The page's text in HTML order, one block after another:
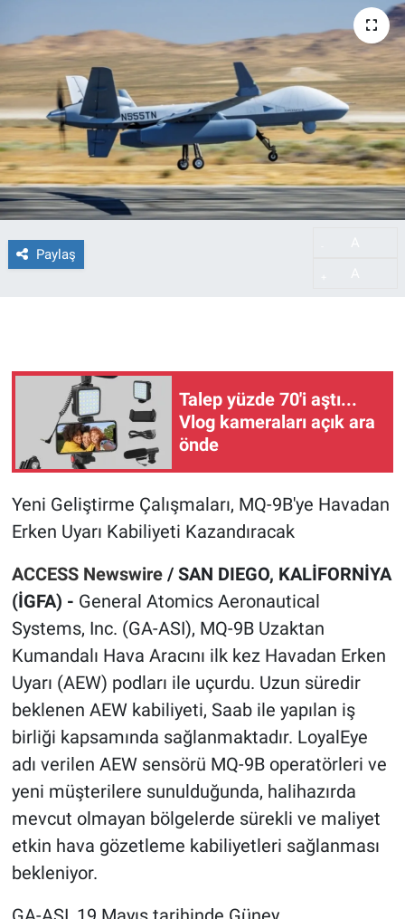
Paylaş
Talep yüzde 70'i aştı...
Vlog kameraları açık ara
önde
Yeni Geliştirme Çalışmaları, MQ-9B'ye Havadan
Erken Uyarı Kabiliyeti Kazandıracak
ACCESS Newswire / SAN DIEGO, KALİFORNİYA
(İGFA) - General Atomics Aeronautical
Systems, Inc. (GA-ASI), MQ-9B Uzaktan
Kumandalı Hava Aracını ilk kez Havadan Erken
Uyarı (AEW) podları ile uçurdu. Uzun süredir
beklenen AEW kabiliyeti, Saab ile yapılan iş
birliği kapsamında sağlanmaktadır. LoyalEye
adı verilen AEW sensörü MQ-9B operatörleri ve
yeni müşterilere sunulduğunda, halihazırda
mevcut olmayan bölgelerde sürekli ve maliyet
etkin hava gözetleme kabiliyetleri sağlanması
bekleniyor.